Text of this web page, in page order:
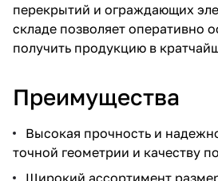
перекрытий и ограждающих
складе позволяет оперативно
получить продукцию в
Преимущества
Высокая прочность и
точной геометрии и качеству
Широкий ассортимент